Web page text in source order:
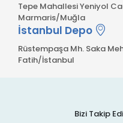
Tepe Mahallesi Yeniyol
Marmaris/Muğla
İstanbul Depo
Rüstempaşa Mh. Saka
Fatih/İstanbul
Bizi Takip